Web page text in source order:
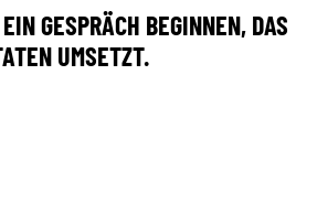
GESPRÄCH BEGINNEN, DAS
UMSETZT.